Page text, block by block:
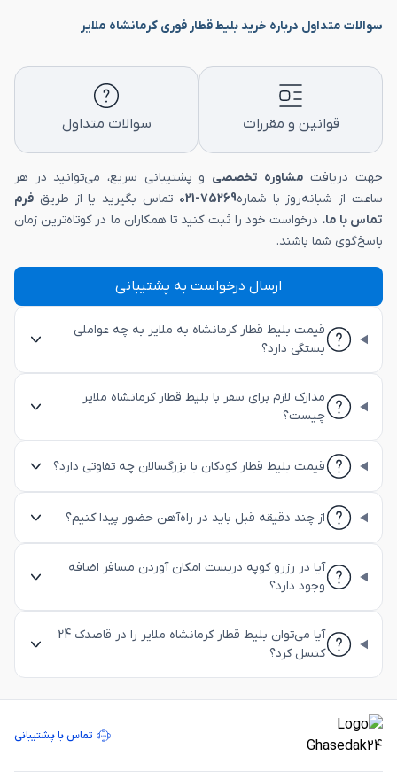
سوالات متداول درباره خرید بلیط قطار فوری کرمانشاه ملایر
قوانین و مقررات سوالات متداول
جهت دریافت مشاوره تخصصی و پشتیبانی سریع، می‌توانید در هر
ساعت از شبانه‌روز با شماره75269-021 تماس بگیرید یا از طریق فرم
تماس با ما، درخواست خود را ثبت کنید تا همکاران ما در کوتاه‌ترین زمان
پاسخ‌گوی شما باشند.
ارسال درخواست به پشتیبانی
قیمت بلیط قطار کرمانشاه به ملایر به چه عواملی
بستگی دارد؟
مدارک لازم برای سفر با بلیط قطار کرمانشاه ملایر
چیست؟
قیمت بلیط قطار کودکان با بزرگسالان چه تفاوتی دارد؟
از چند دقیقه قبل باید در راه‌آهن حضور پیدا کنیم؟
آیا در رزرو کوپه دربست امکان آوردن مسافر اضافه
وجود دارد؟
آیا می‌توان بلیط قطار کرمانشاه ملایر را در قاصدک 24
کنسل کرد؟
تماس با پشتیبانی